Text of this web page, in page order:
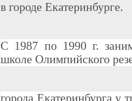
в городе Екатеринбурге.
С 1987 по 1990 г.
школе Олимпийского
города Екатеринбурга у